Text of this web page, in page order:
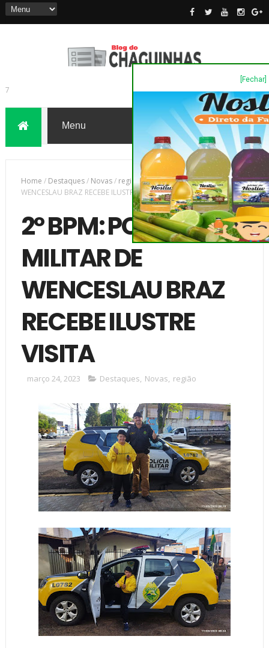
[Fechar]
7
Home / Destaques/ Novas/ região/2º BPM: POLÍCIA MILITAR DE
WENCESLAU BRAZ RECEBE ILUSTRE VISITA
2º BPM: POLÍCIA
MILITAR DE
WENCESLAU BRAZ
RECEBE ILUSTRE
VISITA
março 24, 2023 Destaques, Novas, região